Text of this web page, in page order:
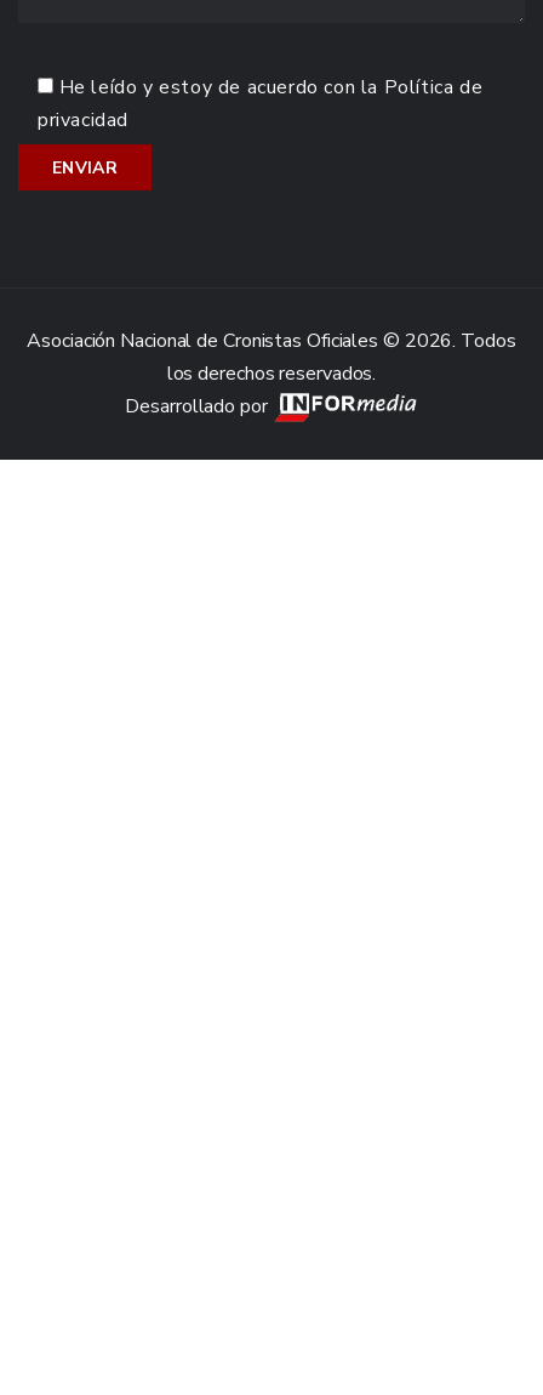
He leído y estoy de acuerdo con la Política de
privacidad
Asociación Nacional de Cronistas Oficiales © 2026. Todos
los derechos reservados.
Desarrollado por